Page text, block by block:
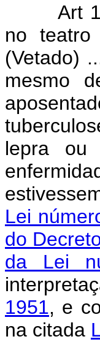
Art
no
(Vetado)
mesmo
lepra ou
Lei
do
da Lei
1951, e
na citada